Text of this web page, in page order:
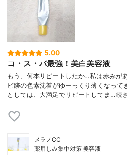
5.00
コ・ス・パ最強！美白美容液
もう、何本リピートしたか…私は赤みが
ビ跡の色素沈着がゆーっくり薄くなって
としては、大満足でリピートしてま…続
メラノCC
薬用しみ集中対策 美容液